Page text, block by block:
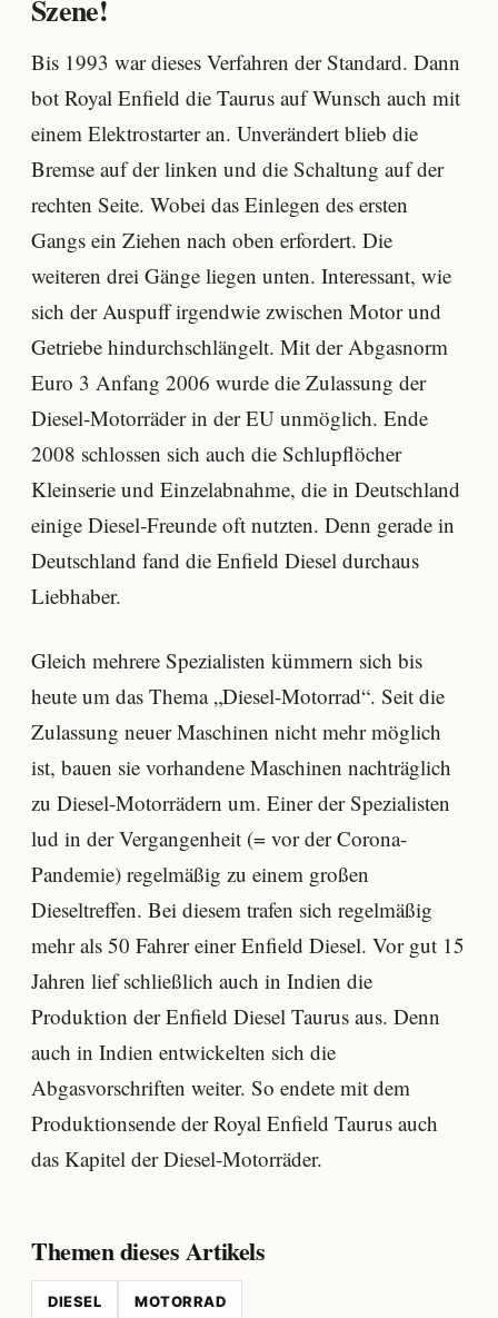
Szene!
Bis 1993 war dieses Verfahren der Standard. Dann
bot Royal Enfield die Taurus auf Wunsch auch mit
einem Elektrostarter an. Unverändert blieb die
Bremse auf der linken und die Schaltung auf der
rechten Seite. Wobei das Einlegen des ersten
Gangs ein Ziehen nach oben erfordert. Die
weiteren drei Gänge liegen unten. Interessant, wie
sich der Auspuff irgendwie zwischen Motor und
Getriebe hindurchschlängelt. Mit der Abgasnorm
Euro 3 Anfang 2006 wurde die Zulassung der
Diesel-Motorräder in der EU unmöglich. Ende
2008 schlossen sich auch die Schlupflöcher
Kleinserie und Einzelabnahme, die in Deutschland
einige Diesel-Freunde oft nutzten. Denn gerade in
Deutschland fand die Enfield Diesel durchaus
Liebhaber.
Gleich mehrere Spezialisten kümmern sich bis
heute um das Thema „Diesel-Motorrad“. Seit die
Zulassung neuer Maschinen nicht mehr möglich
ist, bauen sie vorhandene Maschinen nachträglich
zu Diesel-Motorrädern um. Einer der Spezialisten
lud in der Vergangenheit (= vor der Corona-
Pandemie) regelmäßig zu einem großen
Dieseltreffen. Bei diesem trafen sich regelmäßig
mehr als 50 Fahrer einer Enfield Diesel. Vor gut 15
Jahren lief schließlich auch in Indien die
Produktion der Enfield Diesel Taurus aus. Denn
auch in Indien entwickelten sich die
Abgasvorschriften weiter. So endete mit dem
Produktionsende der Royal Enfield Taurus auch
das Kapitel der Diesel-Motorräder.
Themen dieses Artikels
DIESEL MOTORRAD